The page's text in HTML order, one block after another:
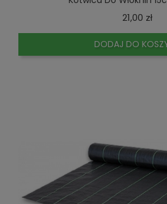
21,00 zł
DODAJ DO